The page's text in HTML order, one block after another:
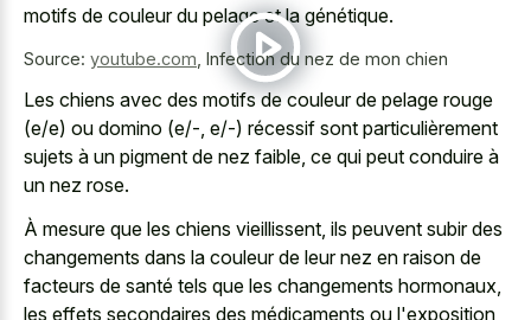
motifs de couleur du pelage et la génétique.
Source: youtube.com Infection du nez de mon chien
Les chiens avec des motifs de couleur de pelage rouge
(e/e) ou domino (e/-, e/-) récessif sont particulièrement
sujets à un pigment de nez faible, ce qui peut conduire à
un nez rose.
À mesure que les chiens vieillissent, ils peuvent subir des
changements dans la couleur de leur nez en raison de
facteurs de santé tels que les changements hormonaux,
les effets secondaires des médicaments ou l'exposition